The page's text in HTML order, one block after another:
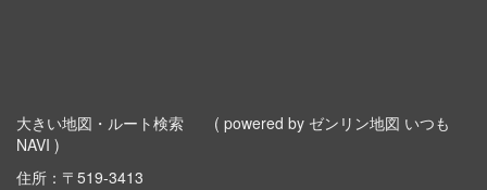
大きい地図・ルート検索
( powered by ゼンリン地図 いつも
NAVI )
住所：〒519-3413